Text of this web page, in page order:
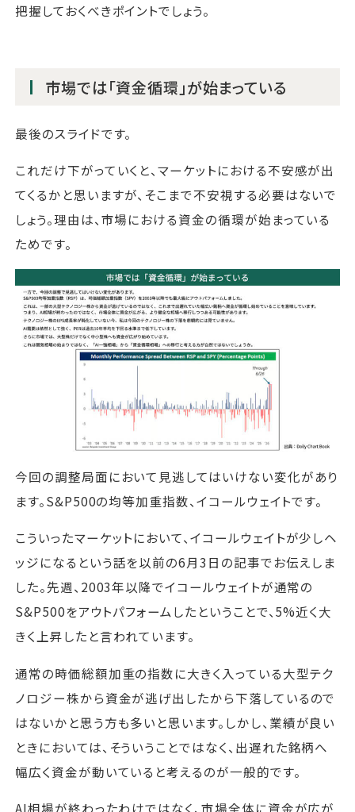
把握しておくべきポイントでしょう。
市場では「資金循環」が始まっている
最後のスライドです。
これだけ下がっていくと、マーケットにおける不安感が出
てくるかと思いますが、そこまで不安視する必要はないで
しょう。理由は、市場における資金の循環が始まっている
ためです。
今回の調整局面において見逃してはいけない変化があり
ます。S&P500の均等加重指数、イコールウェイトです。
こういったマーケットにおいて、イコールウェイトが少しヘ
ッジになるという話を以前の6月3日の記事でお伝えしま
した。先週、2003年以降でイコールウェイトが通常の
S&P500をアウトパフォームしたということで、5%近く大
きく上昇したと言われています。
通常の時価総額加重の指数に大きく入っている大型テク
ノロジー株から資金が逃げ出したから下落しているので
はないかと思う方も多いと思います。しかし、業績が良い
ときにおいては、そういうことではなく、出遅れた銘柄へ
幅広く資金が動いていると考えるのが一般的です。
AI相場が終わったわけではなく、市場全体に資金が広が